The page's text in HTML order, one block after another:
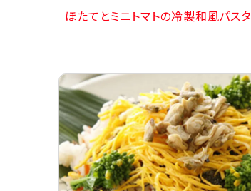
ほたてとミニトマトの冷製和風パスタ